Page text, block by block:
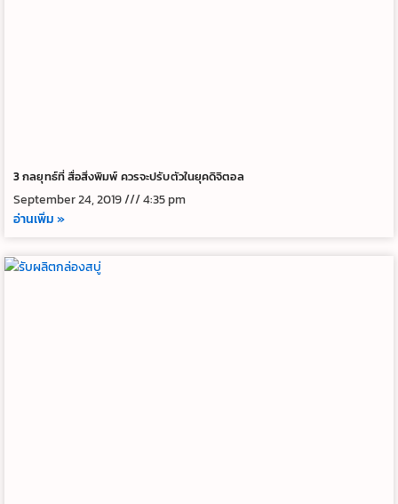
3 กลยุทธ์ที่ สื่อสิ่งพิมพ์ ควรจะปรับตัวในยุคดิจิตอล
September 24, 2019
4:35 pm
อ่านเพิ่ม »